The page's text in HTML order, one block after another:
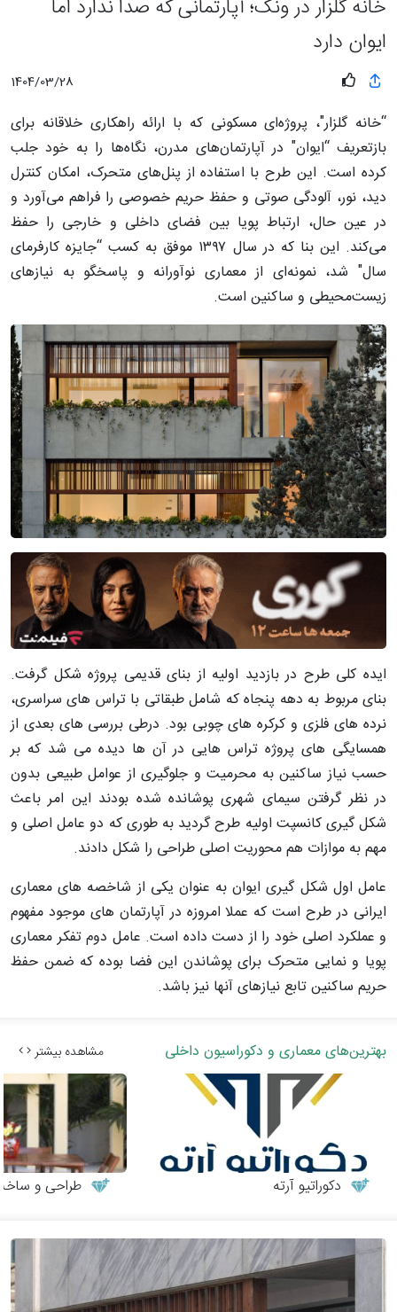
خانه گلزار در ونک؛ آپارتمانی که صدا ندارد اما
ایوان دارد
1404/03/28
“خانه گلزار"، پروژه‌ای مسکونی که با ارائه راهکاری خلاقانه برای
بازتعریف “ایوان" در آپارتمان‌های مدرن، نگاه‌ها را به خود جلب
کرده است. این طرح با استفاده از پنل‌های متحرک، امکان کنترل
دید، نور، آلودگی صوتی و حفظ حریم خصوصی را فراهم می‌آورد و
در عین حال، ارتباط پویا بین فضای داخلی و خارجی را حفظ
می‌کند. این بنا که در سال ۱۳۹۷ موفق به کسب “جایزه کارفرمای
سال" شد، نمونه‌ای از معماری نوآورانه و پاسخگو به نیازهای
زیست‌محیطی و ساکنین است.
ایده کلی طرح در بازدید اولیه از بنای قدیمی پروژه شکل گرفت.
بنای مربوط به دهه پنجاه که شامل طبقاتی با تراس های سراسری،
نرده های فلزی و کرکره های چوبی بود. درطی بررسی های بعدی از
همسایگی های پروژه تراس هایی در آن ها دیده می شد که بر
حسب نیاز ساکنین به محرمیت و جلوگیری از عوامل طبیعی بدون
در نظر گرفتن سیمای شهری پوشانده شده بودند این امر باعث
شکل گیری کانسپت اولیه طرح گردید به طوری که دو عامل اصلی و
مهم به موازات هم محوریت اصلی طراحی را شکل دادند.
عامل اول شکل گیری ایوان به عنوان یکی از شاخصه های معماری
ایرانی در طرح است که عملا امروزه در آپارتمان های موجود مفهوم
و عملکرد اصلی خود را از دست داده است. عامل دوم تفکر معماری
پویا و نمایی متحرک برای پوشاندن این فضا بوده که ضمن حفظ
حریم ساکنین تابع نیازهای آنها نیز باشد.
بهترین‌های معماری و دکوراسیون داخلی مشاهده بیشتر
دکوراتیو آرته طراحی و ساخت